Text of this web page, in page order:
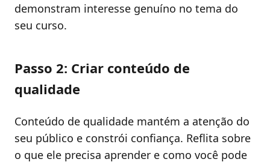
demonstram interesse genuíno no tema do
seu curso.
Passo 2: Criar conteúdo de
qualidade
Conteúdo de qualidade mantém a atenção do
seu público e constrói confiança. Reflita sobre
o que ele precisa aprender e como você pode